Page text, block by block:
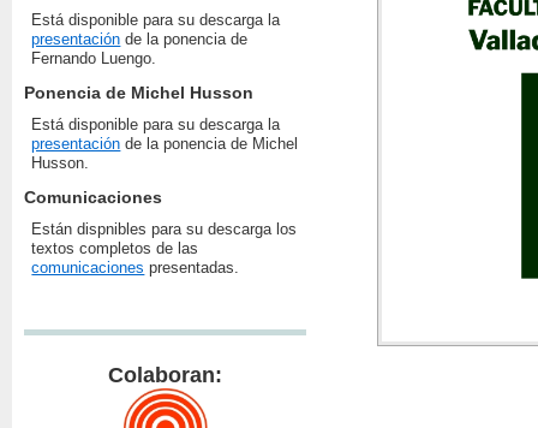
Está disponible para su descarga la
presentación de la ponencia de
Fernando Luengo.
Ponencia de Michel Husson
Está disponible para su descarga la
presentación de la ponencia de Michel
Husson.
Comunicaciones
Están dispnibles para su descarga los
textos completos de las
comunicaciones presentadas.
Colaboran: